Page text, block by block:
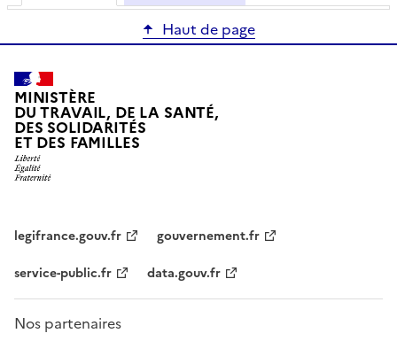
Haut de page
MINISTÈRE
DU TRAVAIL, DE LA SANTÉ,
DES SOLIDARITÉS
ET DES FAMILLES
legifrance.gouv.fr
gouvernement.fr
service-public.fr
data.gouv.fr
Nos partenaires